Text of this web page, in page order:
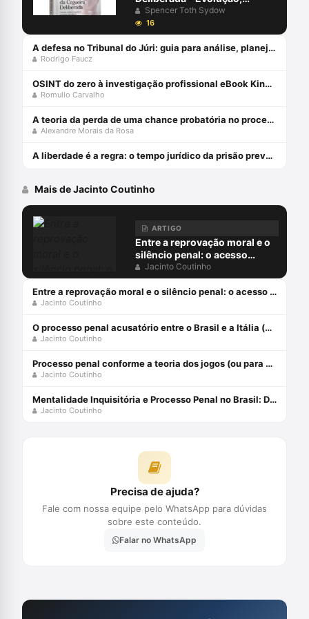
Debates Dogmáticos,
Propostas, Dificuldades de
Aplicabilidade - 2ª Edição
(2022) Capa comum 1 janeiro
Spencer Toth Sydow
16
A defesa no Tribunal do Júri: guia para análise, planejamento e estratégias - junho 2024
Rodrigo Faucz
OSINT do zero à investigação profissional eBook Kindle
Romullo Carvalho
A teoria da perda de uma chance probatória no processo penal - julho 2024
Alexandre Morais da Rosa
A liberdade é a regra: o tempo jurídico da prisão preventiva - julho 2024
Mais de Jacinto Coutinho
ARTIGO
Entre a reprovação moral e o
silêncio penal: o acesso
digital à pornografia
infantojuvenil
Jacinto Coutinho
Entre a reprovação moral e o silêncio penal: o acesso digital à pornografia infantojuvenil
Jacinto Coutinho
O processo penal acusatório entre o Brasil e a Itália (parte 1)
Jacinto Coutinho
Processo penal conforme a teoria dos jogos (ou para entender Alexandre Morais da Rosa)
Jacinto Coutinho
Mentalidade Inquisitória e Processo Penal no Brasil: Diálogos Sobre Processo Penal Entre Brasil e Itália (Volume 2) Capa comum 18 abril 2017
Jacinto Coutinho
Precisa de ajuda?
Fale com nossa equipe pelo WhatsApp para dúvidas
sobre este conteúdo.
Falar no WhatsApp